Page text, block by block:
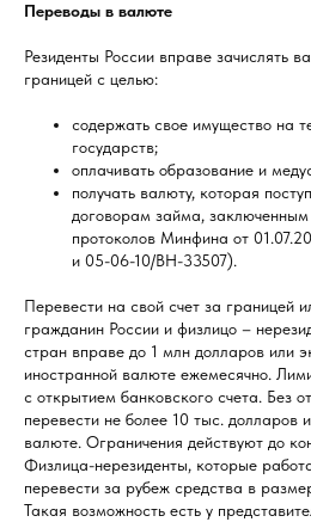
Переводы в валюте
Резиденты России вправе зачислять
границей с целью:
содержать свое имущество на
государств;
оплачивать образование и
получать валюту, которая
договорам займа,
протоколов Минфина от
и 05-06-10/ВН-33507).
Перевести на свой счет за границей
гражданин России и физлицо –
стран вправе до 1 млн долларов или
иностранной валюте ежемесячно.
с открытием банковского счета. Без
перевести не более 10 тыс. долларов
валюте. Ограничения действуют до
Физлица-нерезиденты, которые
перевести за рубеж средства в
Такая возможность есть у